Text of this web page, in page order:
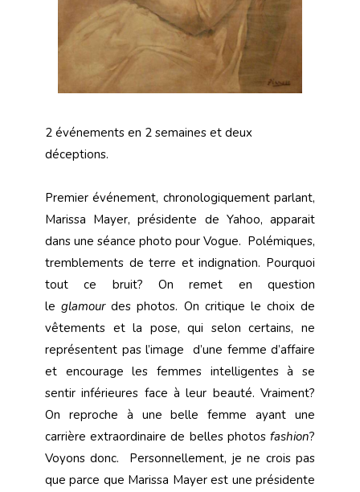
2 événements en 2 semaines et deux
déceptions.
Premier événement, chronologiquement parlant,
Marissa Mayer, présidente de Yahoo, apparait
dans une séance photo pour Vogue. Polémiques,
tremblements de terre et indignation. Pourquoi
tout ce bruit? On remet en question
leglamourdes photos. On critique le choix de
vêtements et la pose, qui selon certains, ne
représentent pas l’image d’une femme d’affaire
et encourage les femmes intelligentes à se
sentir inférieures face à leur beauté. Vraiment?
On reproche à une belle femme ayant une
carrière extraordinaire de belles photos fashion?
Voyons donc. Personnellement, je ne crois pas
que parce que Marissa Mayer est une présidente